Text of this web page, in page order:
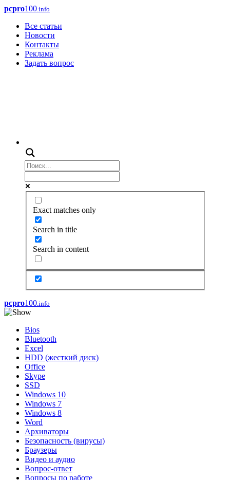
pcpro100.info
Все статьи
Новости
Контакты
Реклама
Задать вопрос
Exact matches only
Search in title
Search in content
pcpro100.info
Bios
Bluetooth
Excel
HDD (жесткий диск)
Office
Skype
SSD
Windows 10
Windows 7
Windows 8
Word
Архиваторы
Безопасность (вирусы)
Браузеры
Видео и аудио
Вопрос-ответ
Вопросы по работе